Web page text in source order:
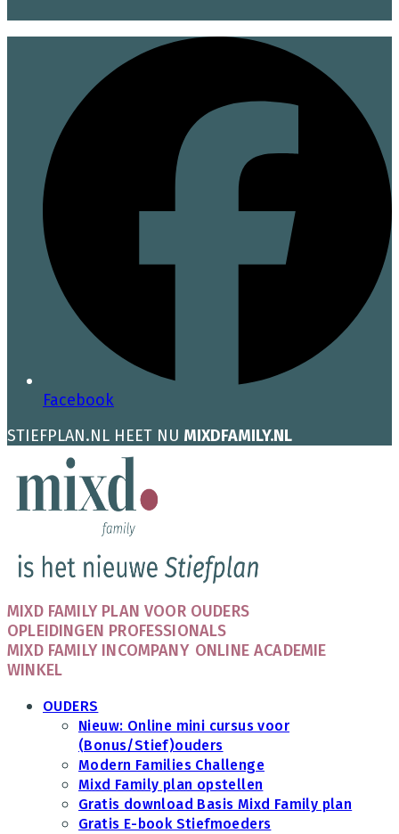
Facebook
STIEFPLAN.NL HEET NU MIXDFAMILY.NL
MIXD FAMILY PLAN VOOR OUDERS
OPLEIDINGEN PROFESSIONALS
MIXD FAMILY INCOMPANY ONLINE ACADEMIE
WINKEL
OUDERS
Nieuw: Online mini cursus voor
(Bonus/Stief)ouders
Modern Families Challenge
Mixd Family plan opstellen
Gratis download Basis Mixd Family plan
Gratis E-book Stiefmoeders